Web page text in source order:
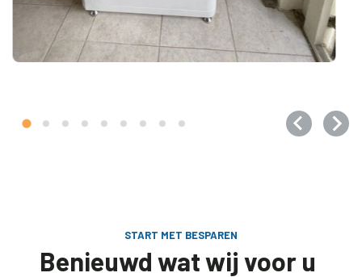
START MET BESPAREN
Benieuwd wat wij voor u